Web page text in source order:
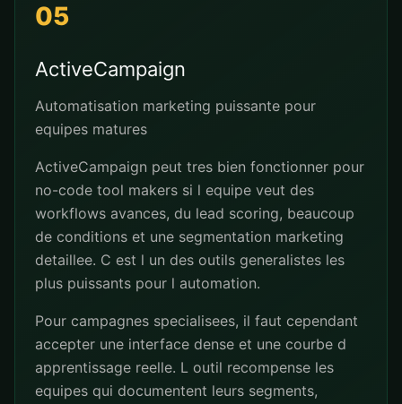
05
ActiveCampaign
Automatisation marketing puissante pour
equipes matures
ActiveCampaign peut tres bien fonctionner pour
no-code tool makers si l equipe veut des
workflows avances, du lead scoring, beaucoup
de conditions et une segmentation marketing
detaillee. C est l un des outils generalistes les
plus puissants pour l automation.
Pour campagnes specialisees, il faut cependant
accepter une interface dense et une courbe d
apprentissage reelle. L outil recompense les
equipes qui documentent leurs segments,